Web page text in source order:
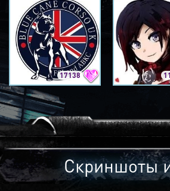
17138
Скриншоты